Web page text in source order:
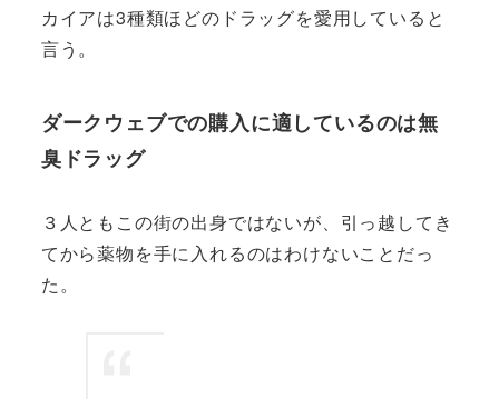
カイアは3種類ほどのドラッグを愛用していると
言う。
ダークウェブでの購入に適しているのは無
臭ドラッグ
３人ともこの街の出身ではないが、引っ越してき
てから薬物を手に入れるのはわけないことだっ
た。